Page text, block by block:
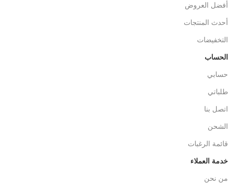
أفضل العروض
أحدث المنتجات
التخفيضات
الحساب
حسابي
طلباتي
اتصل بنا
الشحن
قائمة الرغبات
خدمة العملاء
من نحن